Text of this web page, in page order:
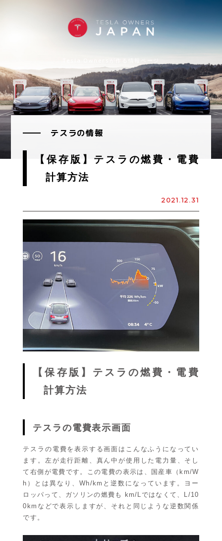
テスラの情報
【保存版】テスラの燃費・電費
計算方法
2021.12.31
【保存版】テスラの燃費・電費
計算方法
テスラの電費表示画面
テスラの電費を表示する画面はこんなふうになってい
ます。左が走行距離、真ん中が使用した電力量、そし
て右側が電費です。この電費の表示は、国産車（km/W
h）とは異なり、Wh/kmと逆数になっています。ヨー
ロッパって、ガソリンの燃費も km/Lではなくて、L/10
0kmなどで表示しますが、それと同じような逆数関係
です。